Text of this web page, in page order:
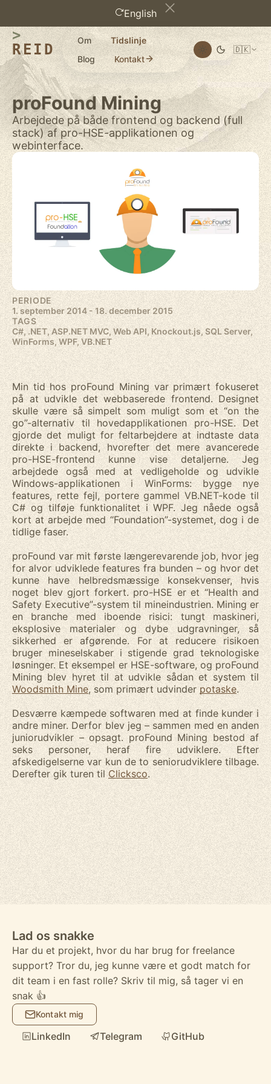
English
REID
Om
Tidslinje
Blog
Kontakt
🇩🇰
proFound Mining
Arbejdede på både frontend og backend (full
stack) af pro-HSE-applikationen og
webinterface.
PERIODE
1. september 2014 - 18. december 2015
TAGS
C#, .NET, ASP.NET MVC, Web API, Knockout.js, SQL Server,
WinForms, WPF, VB.NET
Min tid hos proFound Mining var primært fokuseret
på at udvikle det webbaserede frontend. Designet
skulle være så simpelt som muligt som et “on the
go”-alternativ til hovedapplikationen pro-HSE. Det
gjorde det muligt for feltarbejdere at indtaste data
direkte i backend, hvorefter det mere avancerede
pro-HSE-frontend kunne vise detaljerne. Jeg
arbejdede også med at vedligeholde og udvikle
Windows-applikationen i WinForms: bygge nye
features, rette fejl, portere gammel VB.NET-kode til
C# og tilføje funktionalitet i WPF. Jeg nåede også
kort at arbejde med “Foundation”-systemet, dog i de
tidlige faser.
proFound var mit første længerevarende job, hvor jeg
for alvor udviklede features fra bunden – og hvor det
kunne have helbredsmæssige konsekvenser, hvis
noget blev gjort forkert. pro-HSE er et “Health and
Safety Executive”-system til mineindustrien. Mining er
en branche med iboende risici: tungt maskineri,
eksplosive materialer og dybe udgravninger, så
sikkerhed er afgørende. For at reducere risikoen
bruger mineselskaber i stigende grad teknologiske
løsninger. Et eksempel er HSE-software, og proFound
Mining blev hyret til at udvikle sådan et system til
Woodsmith Mine, som primært udvinderpotaske.
Desværre kæmpede softwaren med at finde kunder i
andre miner. Derfor blev jeg – sammen med en anden
juniorudvikler – opsagt. proFound Mining bestod af
seks personer, heraf fire udviklere. Efter
afskedigelserne var kun de to seniorudviklere tilbage.
Derefter gik turen tilClicksco.
Lad os snakke
Har du et projekt, hvor du har brug for freelance
support? Tror du, jeg kunne være et godt match for
dit team i en fast rolle? Skriv til mig, så tager vi en
snak 👍
Kontakt mig
LinkedIn Telegram
GitHub